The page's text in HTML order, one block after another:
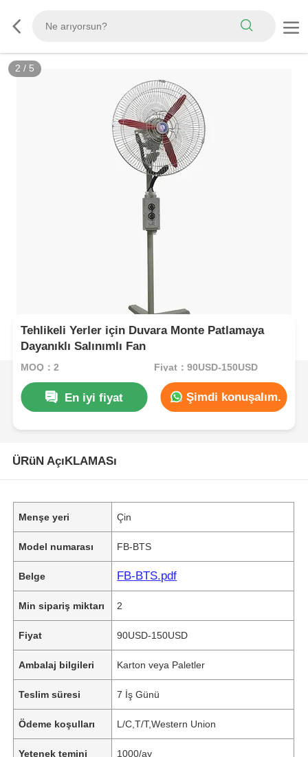
3 / 5
Tehlikeli Yerler için Duvara Monte Patlamaya
Dayanıklı Salınımlı Fan
MOQ：2 Fiyat：90USD-150USD
En iyi fiyat Şimdi konuşalım.
ÜRüN AçıKLAMASı
Menşe yeri Çin
Model numarası FB-BTS
Belge FB-BTS.pdf
Min sipariş miktarı 2
Fiyat 90USD-150USD
Ambalaj bilgileri Karton veya Paletler
Teslim süresi 7 İş Günü
Ödeme koşulları L/C,T/T,Western Union
Yetenek temini 1000/ay